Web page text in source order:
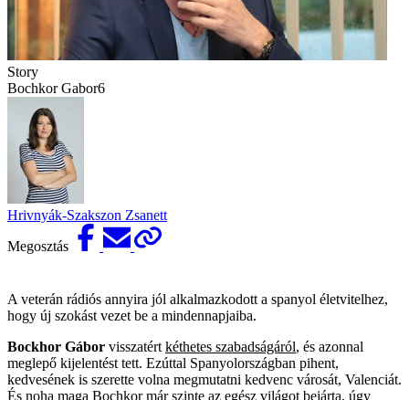
Story
Bochkor Gabor6
Hrivnyák-Szakszon Zsanett
Megosztás
A veterán rádiós annyira jól alkalmazkodott a spanyol életvitelhez,
hogy új szokást vezet be a mindennapjaiba.
Bockhor Gábor visszatért kéthetes szabadságáról, és azonnal
meglepő kijelentést tett. Ezúttal Spanyolországban pihent,
kedvesének is szerette volna megmutatni kedvenc városát, Valenciát.
És noha maga Bochkormár szinte az egész világot bejárta, úgy